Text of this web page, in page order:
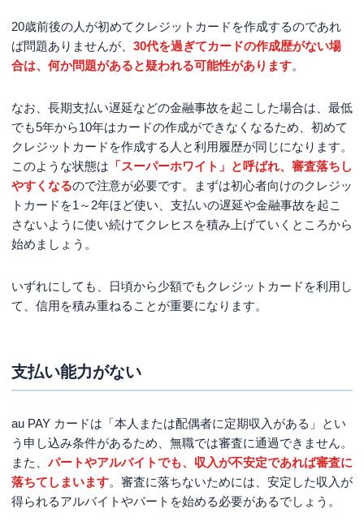
20歳前後の人が初めてクレジットカードを作成するのであれ
ば問題ありませんが、 30代を過ぎてカードの作成歴がない場
合は、何か問題があると疑われる可能性があります。
なお、長期支払い遅延などの金融事故を起こした場合は、最低
でも5年から10年はカードの作成ができなくなるため、初めて
クレジットカードを作成する人と利用履歴が同じになります。
このような状態は 「スーパーホワイト」と呼ばれ、審査落ちし
やすくなるので注意が必要です。まずは初心者向けのクレジッ
トカードを1～2年ほど使い、支払いの遅延や金融事故を起こ
さないように使い続けてクレヒスを積み上げていくところから
始めましょう。
いずれにしても、日頃から少額でもクレジットカードを利用し
て、信用を積み重ねることが重要になります。
支払い能力がない
au PAY カードは「本人または配偶者に定期収入がある」とい
う申し込み条件があるため、無職では審査に通過できません。
また、 パートやアルバイトでも、収入が不安定であれば審査に
落ちてしまいます。審査に落ちないためには、安定した収入が
得られるアルバイトやパートを始める必要があるでしょう。